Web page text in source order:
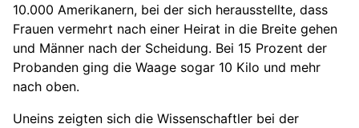
10.000 Amerikanern, bei der sich herausstellte, dass
Frauen vermehrt nach einer Heirat in die Breite gehen
und Männer nach der Scheidung. Bei 15 Prozent der
Probanden ging die Waage sogar 10 Kilo und mehr
nach oben.
Uneins zeigten sich die Wissenschaftler bei der